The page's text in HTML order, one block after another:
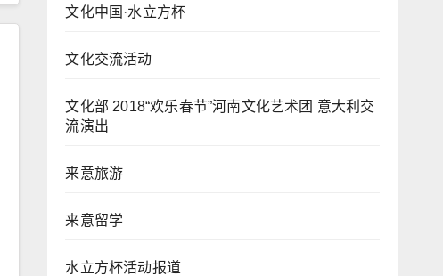
文化中国·水立方杯
文化交流活动
文化部 2018“欢乐春节”河南文化艺术团 意大利交
流演出
来意旅游
来意留学
水立方杯活动报道